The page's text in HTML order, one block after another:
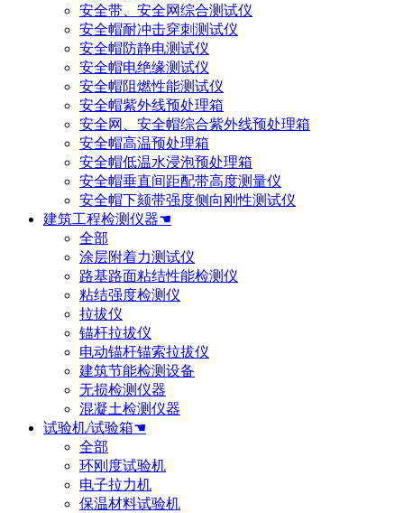
安全带、安全网综合测试仪
安全帽耐冲击穿刺测试仪
安全帽防静电测试仪
安全帽电绝缘测试仪
安全帽阻燃性能测试仪
安全帽紫外线预处理箱
安全网、安全帽综合紫外线预处理箱
安全帽高温预处理箱
安全帽低温水浸泡预处理箱
安全帽垂直间距配带高度测量仪
安全帽下颏带强度侧向刚性测试仪
建筑工程检测仪器☚
全部
涂层附着力测试仪
路基路面粘结性能检测仪
粘结强度检测仪
拉拔仪
锚杆拉拔仪
电动锚杆锚索拉拔仪
建筑节能检测设备
无损检测仪器
混凝土检测仪器
试验机/试验箱☚
全部
环刚度试验机
电子拉力机
保温材料试验机